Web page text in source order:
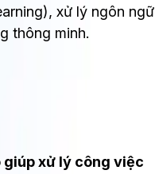
xử lý ngôn ngữ
thông minh.
giúp xử lý công việc